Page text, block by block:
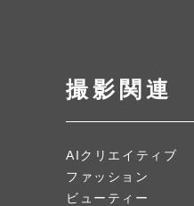
撮影関連
AIクリエイティブ
ファッション
ビューティー